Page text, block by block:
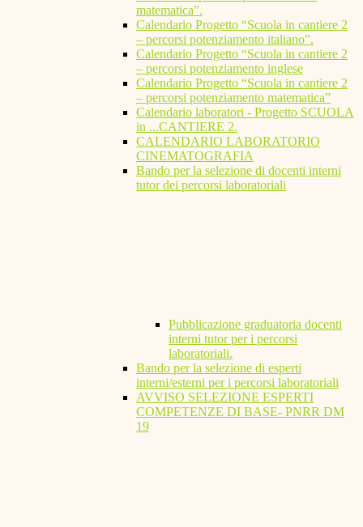
matematica”.
Calendario Progetto “Scuola in cantiere 2
– percorsi potenziamento italiano”.
Calendario Progetto “Scuola in cantiere 2
– percorsi potenziamento inglese
Calendario Progetto “Scuola in cantiere 2
– percorsi potenziamento matematica”
Calendario laboratori - Progetto SCUOLA
in ...CANTIERE 2.
CALENDARIO LABORATORIO
CINEMATOGRAFIA
Bando per la selezione di docenti interni
tutor dei percorsi laboratoriali
Pubblicazione graduatoria docenti
interni tutor per i percorsi
laboratoriali.
Bando per la selezione di esperti
interni/esterni per i percorsi laboratoriali
AVVISO SELEZIONE ESPERTI
COMPETENZE DI BASE- PNRR DM
19